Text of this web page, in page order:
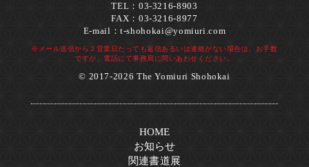
TEL：03-3216-8903
FAX：03-3216-8977
E-mail：t-shohokai@yomiuri.com
※メール送信から２営業日たっても返信あるいは連絡がない場合は、お手数
ですが、電話にて事務局に問いあわせください。
© 2017-2026 The Yomiuri Shohokai
HOME
お知らせ
関連書道展